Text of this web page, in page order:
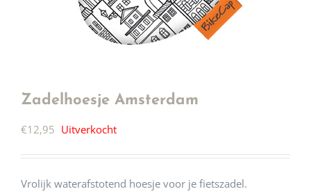
Zadelhoesje Amsterdam
€12,95 Uitverkocht
Vrolijk waterafstotend hoesje voor je fietszadel.